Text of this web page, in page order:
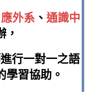
應外系、 通識中
，
進行一對一之語
學習協助。